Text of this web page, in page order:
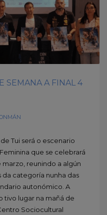
SEMANA A FINAL 4
Tui será o escenario
que se celebrará
marzo, reunindo a algún
categoría nunha das
autonómico. A
tivo lugar na mañá de
Sociocultural